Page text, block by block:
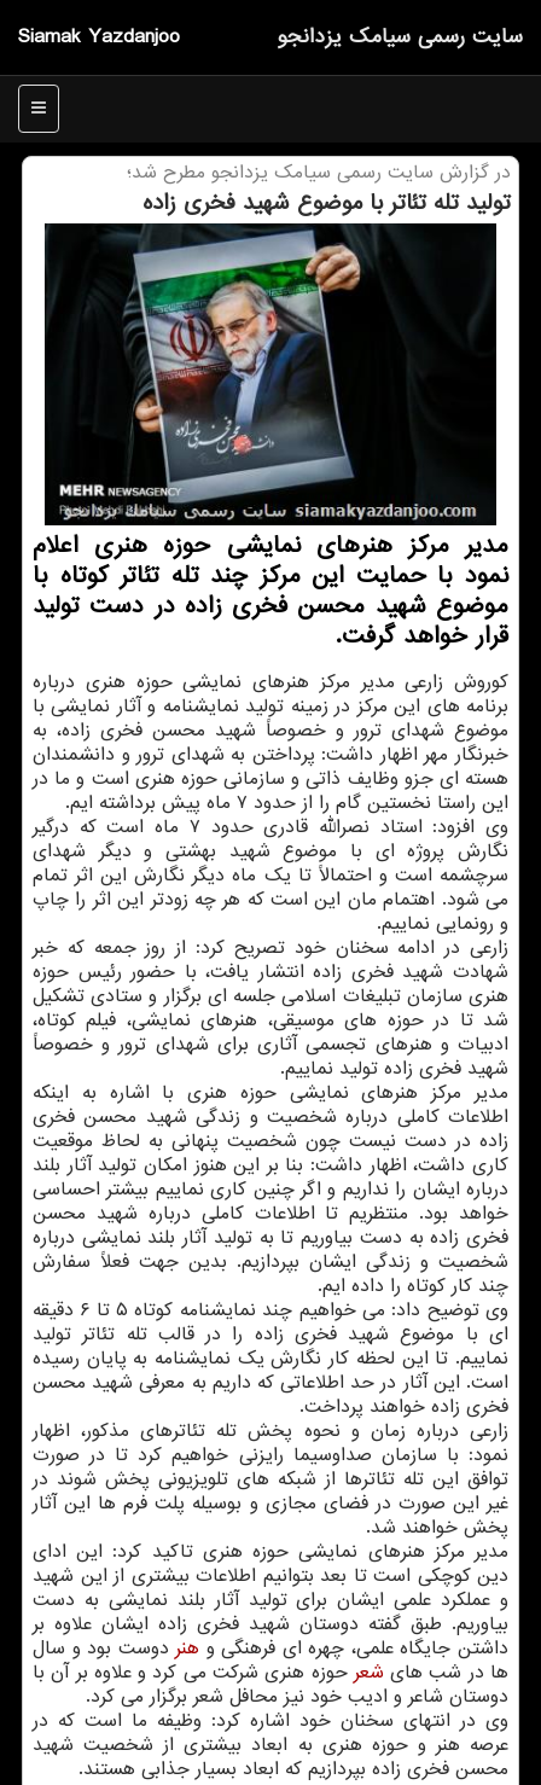
Siamak Yazdanjoo سایت رسمی سیامك یزدانجو
منو
در گزارش سایت رسمی سیامك یزدانجو مطرح شد؛
تولید تله تئاتر با موضوع شهید فخری زاده
مدیر مركز هنرهای نمایشی حوزه هنری اعلام
نمود با حمایت این مركز چند تله تئاتر كوتاه با
موضوع شهید محسن فخری زاده در دست تولید
قرار خواهد گرفت.
کوروش زارعی مدیر مرکز هنرهای نمایشی حوزه هنری درباره
برنامه های این مرکز در زمینه تولید نمایشنامه و آثار نمایشی با
موضوع شهدای ترور و خصوصاً شهید محسن فخری زاده، به
خبرنگار مهر اظهار داشت: پرداختن به شهدای ترور و دانشمندان
هسته ای جزو وظایف ذاتی و سازمانی حوزه هنری است و ما در
این راستا نخستین گام را از حدود ۷ ماه پیش برداشته ایم.
وی افزود: استاد نصرالله قادری حدود ۷ ماه است که درگیر
نگارش پروژه ای با موضوع شهید بهشتی و دیگر شهدای
سرچشمه است و احتمالاً تا یک ماه دیگر نگارش این اثر تمام
می شود. اهتمام مان این است که هر چه زودتر این اثر را چاپ
و رونمایی نماییم.
زارعی در ادامه سخنان خود تصریح کرد: از روز جمعه که خبر
شهادت شهید فخری زاده انتشار یافت، با حضور رئیس حوزه
هنری سازمان تبلیغات اسلامی جلسه ای برگزار و ستادی تشکیل
شد تا در حوزه های موسیقی، هنرهای نمایشی، فیلم کوتاه،
ادبیات و هنرهای تجسمی آثاری برای شهدای ترور و خصوصاً
شهید فخری زاده تولید نماییم.
مدیر مرکز هنرهای نمایشی حوزه هنری با اشاره به اینکه
اطلاعات کاملی درباره شخصیت و زندگی شهید محسن فخری
زاده در دست نیست چون شخصیت پنهانی به لحاظ موقعیت
کاری داشت، اظهار داشت: بنا بر این هنوز امکان تولید آثار بلند
درباره ایشان را نداریم و اگر چنین کاری نماییم بیشتر احساسی
خواهد بود. منتظریم تا اطلاعات کاملی درباره شهید محسن
فخری زاده به دست بیاوریم تا به تولید آثار بلند نمایشی درباره
شخصیت و زندگی ایشان بپردازیم. بدین جهت فعلاً سفارش
چند کار کوتاه را داده ایم.
وی توضیح داد: می خواهیم چند نمایشنامه کوتاه ۵ تا ۶ دقیقه
ای با موضوع شهید فخری زاده را در قالب تله تئاتر تولید
نماییم. تا این لحظه کار نگارش یک نمایشنامه به پایان رسیده
است. این آثار در حد اطلاعاتی که داریم به معرفی شهید محسن
فخری زاده خواهند پرداخت.
زارعی درباره زمان و نحوه پخش تله تئاترهای مذکور، اظهار
نمود: با سازمان صداوسیما رایزنی خواهیم کرد تا در صورت
توافق این تله تئاترها از شبکه های تلویزیونی پخش شوند در
غیر این صورت در فضای مجازی و بوسیله پلت فرم ها این آثار
پخش خواهند شد.
مدیر مرکز هنرهای نمایشی حوزه هنری تاکید کرد: این ادای
دین کوچکی است تا بعد بتوانیم اطلاعات بیشتری از این شهید
و عملکرد علمی ایشان برای تولید آثار بلند نمایشی به دست
بیاوریم. طبق گفته دوستان شهید فخری زاده ایشان علاوه بر
داشتن جایگاه علمی، چهره ای فرهنگی و هنر دوست بود و سال
ها در شب های شعر حوزه هنری شرکت می کرد و علاوه بر آن با
دوستان شاعر و ادیب خود نیز محافل شعر برگزار می کرد.
وی در انتهای سخنان خود اشاره کرد: وظیفه ما است که در
عرصه هنر و حوزه هنری به ابعاد بیشتری از شخصیت شهید
محسن فخری زاده بپردازیم که ابعاد بسیار جذابی هستند.